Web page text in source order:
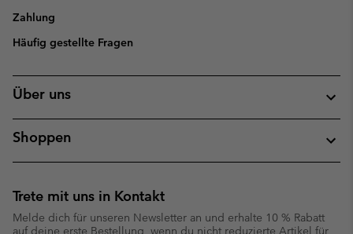
Zahlung
Häufig gestellte Fragen
Über uns
Shoppen
Trete mit uns in Kontakt
Melde dich für unseren Newsletter an und erhalte 10 % Rabatt
auf deine erste Bestellung, wenn du nicht reduzierte Artikel für